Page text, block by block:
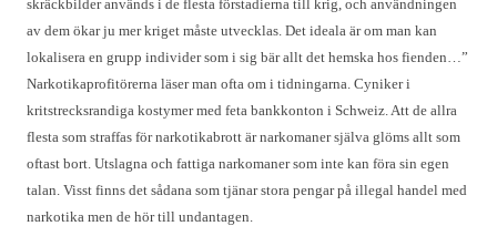
skräckbilder används i de flesta förstadierna till krig, och användningen
av dem ökar ju mer kriget måste utvecklas. Det ideala är om man kan
lokalisera en grupp individer som i sig bär allt det hemska hos fienden…”
Narkotikaprofitörerna läser man ofta om i tidningarna. Cyniker i
kritstrecksrandiga kostymer med feta bankkonton i Schweiz. Att de allra
flesta som straffas för narkotikabrott är narkomaner själva glöms allt som
oftast bort. Utslagna och fattiga narkomaner som inte kan föra sin egen
talan. Visst finns det sådana som tjänar stora pengar på illegal handel med
narkotika men de hör till undantagen.